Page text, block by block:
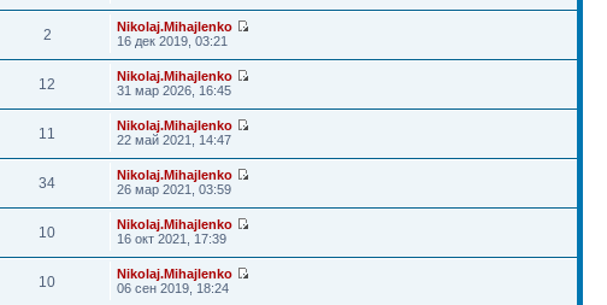
2
Nikolaj.Mihajlenko
16 дек 2019, 03:21
12
Nikolaj.Mihajlenko
31 мар 2026, 16:45
11
Nikolaj.Mihajlenko
22 май 2021, 14:47
34
Nikolaj.Mihajlenko
26 мар 2021, 03:59
10
Nikolaj.Mihajlenko
16 окт 2021, 17:39
10
Nikolaj.Mihajlenko
06 сен 2019, 18:24